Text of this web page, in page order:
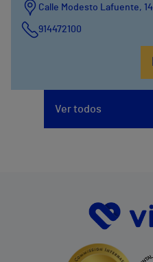
Calle Modesto Lafuente, 14
914472100
Ver todos